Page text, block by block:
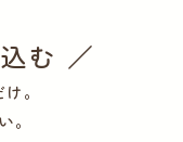
む ／
。
。